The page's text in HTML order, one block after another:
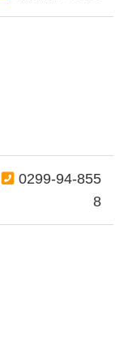
0299-94-855
8